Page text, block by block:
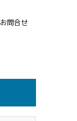
お問合せ